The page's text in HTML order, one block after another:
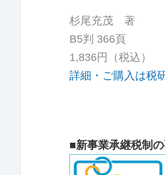
杉尾充茂 著
B5判 366頁
1,836円（税込）
詳細・ご購入は税
■新事業承継税制